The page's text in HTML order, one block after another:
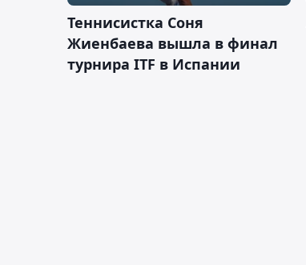
Теннисистка Соня
Жиенбаева вышла в финал
турнира ITF в Испании